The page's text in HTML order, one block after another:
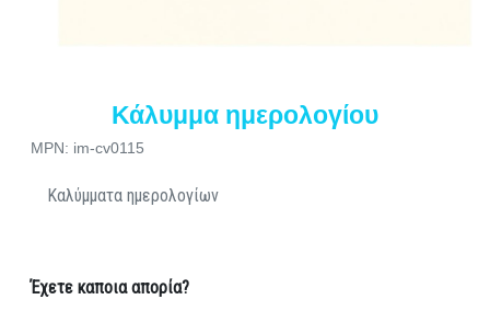
Κάλυμμα ημερολογίου
MPN: im-cv0115
Καλύμματα ημερολογίων
Έχετε καποια απορία?